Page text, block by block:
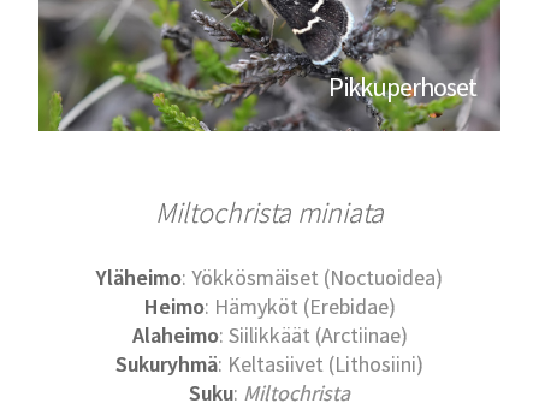
Pikkuperhoset
Miltochrista miniata
Yläheimo: Yökkösmäiset (Noctuoidea)
Heimo: Hämyköt (Erebidae)
Alaheimo: Siilikkäät (Arctiinae)
Sukuryhmä: Keltasiivet (Lithosiini)
Suku: Miltochrista